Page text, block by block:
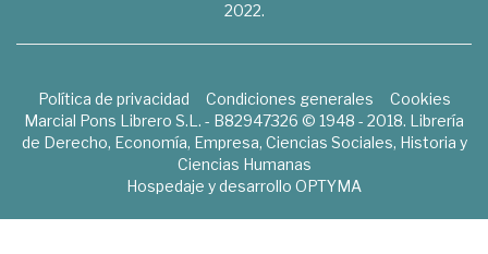
2022.
Política de privacidad Condiciones generales
Cookies
Marcial Pons Librero S.L. - B82947326 © 1948 - 2018. Librería
de Derecho, Economía, Empresa, Ciencias Sociales, Historia y
Ciencias Humanas
Hospedaje y desarrollo OPTYMA